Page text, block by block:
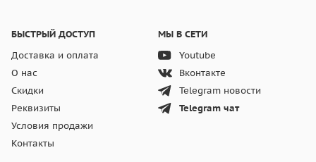
БЫСТРЫЙ ДОСТУП
Доставка и оплата
О нас
Скидки
Реквизиты
Условия продажи
Контакты
МЫ В СЕТИ
Youtube
Вконтакте
Telegram новости
Telegram чат